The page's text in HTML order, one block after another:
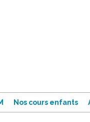
Nos cours enfants